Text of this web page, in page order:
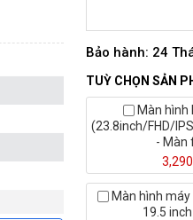
Bảo hành: 24
TUỲ CHỌN SẢN
Màn hình
(23.8inch/FHD/
- Màn
Màn hình
19.5